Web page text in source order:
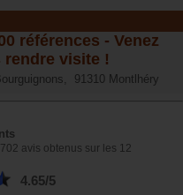
références - Venez
rendre visite !
91310 Montlhéry
avis obtenus sur les 12
4.65/5